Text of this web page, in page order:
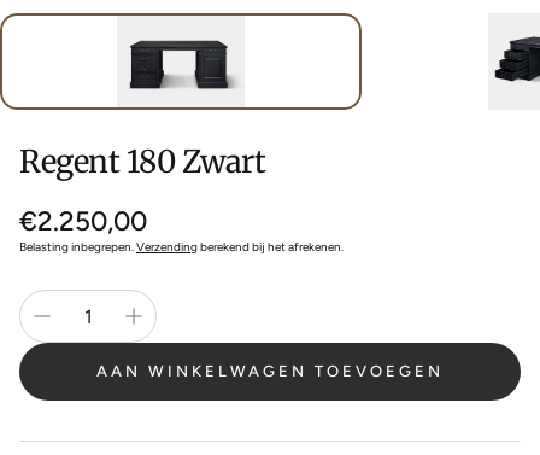
Regent 180 Zwart
Normale
prijs
€2.250,00
Belasting inbegrepen.Verzendingberekend bij het afrekenen.
AAN WINKELWAGEN TOEVOEGEN